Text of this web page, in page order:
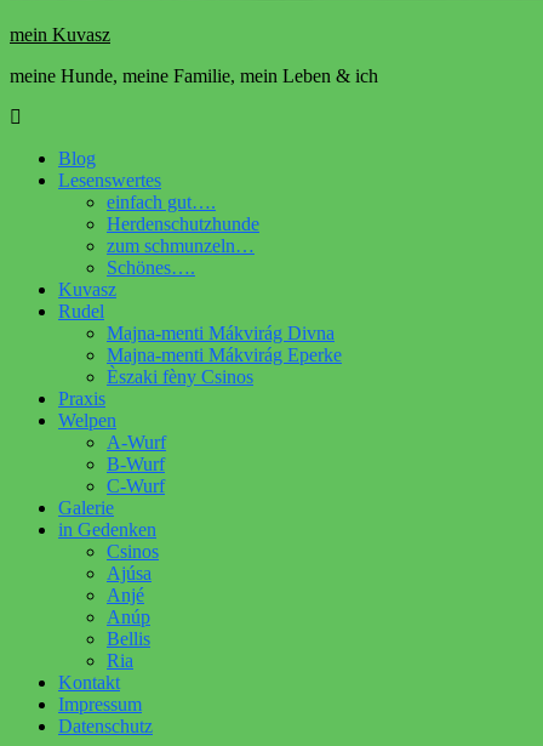
mein Kuvasz
meine Hunde, meine Familie, mein Leben & ich
Blog
Lesenswertes
einfach gut….
Herdenschutzhunde
zum schmunzeln…
Schönes….
Kuvasz
Rudel
Majna-menti Mákvirág Divna
Majna-menti Mákvirág Eperke
Èszaki fèny Csinos
Praxis
Welpen
A-Wurf
B-Wurf
C-Wurf
Galerie
in Gedenken
Csinos
Ajúsa
Anjé
Anúp
Bellis
Ria
Kontakt
Impressum
Datenschutz